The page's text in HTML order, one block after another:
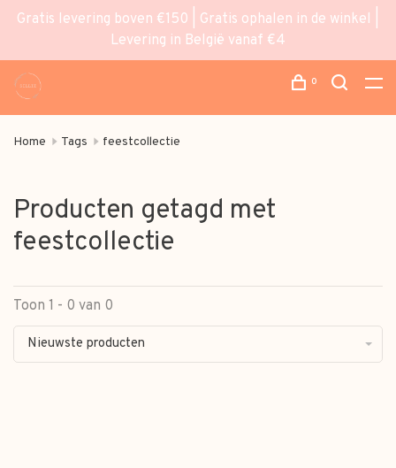
Gratis levering boven €150 | Gratis ophalen in de winkel |
Levering in België vanaf €4
0
Home Tags feestcollectie
Producten getagd met
feestcollectie
Toon 1 - 0 van 0
Nieuwste producten